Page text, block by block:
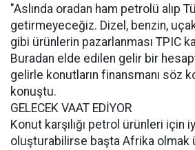
"Aslında oradan ham petrolü alıp
getirmeyeceğiz. Dizel, benzin, uçak
gibi ürünlerin pazarlanması TPIC
Buradan elde edilen gelir bir
gelirle konutların finansmanı söz
konuştu.
GELECEK VAAT EDİYOR
Konut karşılığı petrol ürünleri için
oluşturabilirse başta Afrika olmak